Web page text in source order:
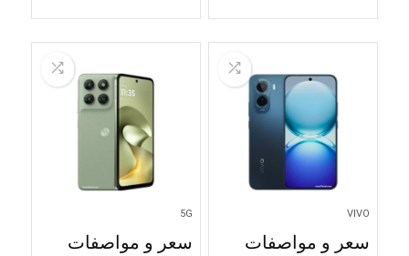
VIVO
سعر و مواصفات
5G
سعر و مواصفات